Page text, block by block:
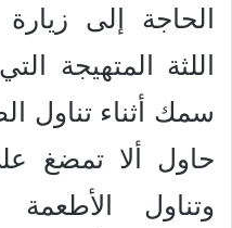
الحاجة إلى
اللثة المتهيجة
سمك أثناء تناول
حاول ألا تمضغ
وتناول